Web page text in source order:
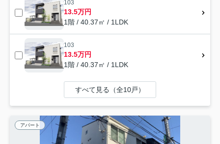
103
13.5万円
1階 / 40.37㎡ / 1LDK
103
13.5万円
1階 / 40.37㎡ / 1LDK
すべて見る（全10戸）
アパート